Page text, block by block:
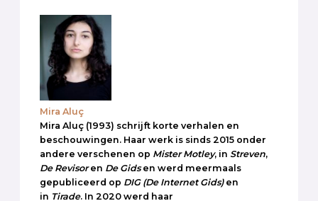
Mira Aluç
Mira Aluç (1993) schrijft korte verhalen en
beschouwingen. Haar werk is sinds 2015 onder
andere verschenen op Mister Motley, in Streven,
De Revisoren De Gidsen werd meermaals
gepubliceerd op DIG (De Internet Gids)en
in Tirade. In 2020 werd haar